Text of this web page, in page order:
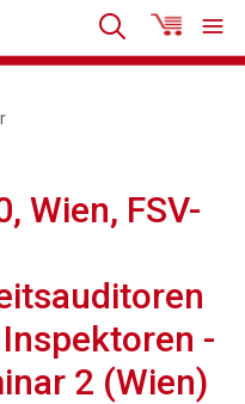
Wien, FSV-
-
2 (Wien)